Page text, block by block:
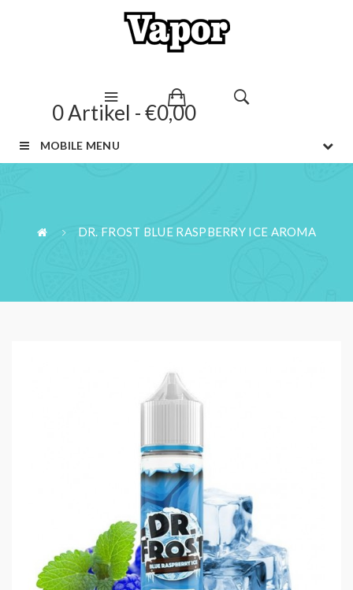
0 Artikel - €0,00
MOBILE MENU
DR. FROST BLUE RASPBERRY ICE AROMA